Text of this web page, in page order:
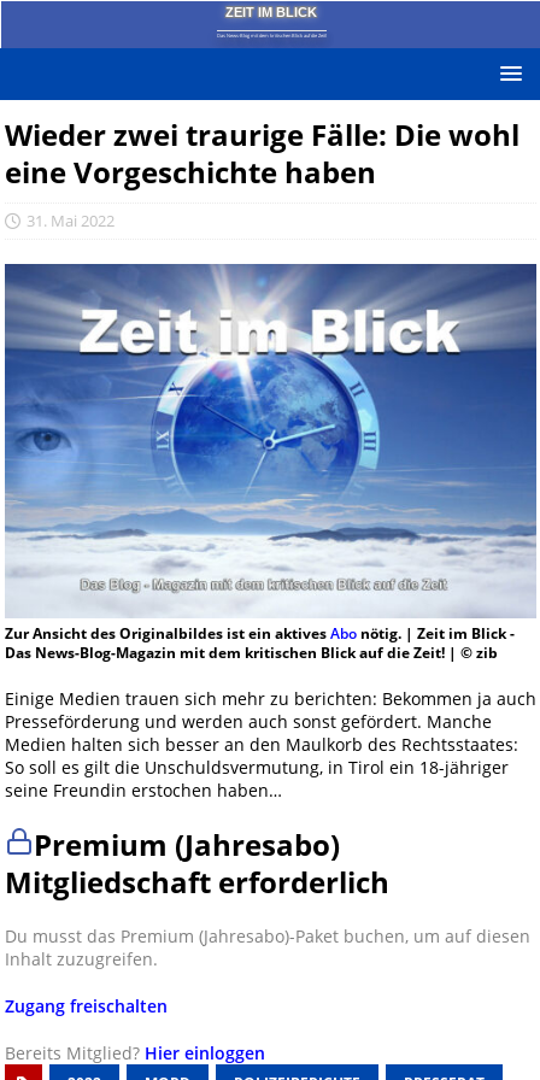
ZEIT IM BLICK
Das News-Blog mit dem kritischen Blick auf die Zeit!
Wieder zwei traurige Fälle: Die wohl
eine Vorgeschichte haben
31. Mai 2022
Zur Ansicht des Originalbildes ist ein aktivesAbonötig. | Zeit im Blick -
Das News-Blog-Magazin mit dem kritischen Blick auf die Zeit! | © zib
Einige Medien trauen sich mehr zu berichten: Bekommen ja auch
Presseförderung und werden auch sonst gefördert. Manche
Medien halten sich besser an den Maulkorb des Rechtsstaates:
So soll es gilt die Unschuldsvermutung, in Tirol ein 18-jähriger
seine Freundin erstochen haben…
Premium (Jahresabo)
Mitgliedschaft erforderlich
Du musst das Premium (Jahresabo)-Paket buchen, um auf diesen
Inhalt zuzugreifen.
Zugang freischalten
Bereits Mitglied? Hier einloggen